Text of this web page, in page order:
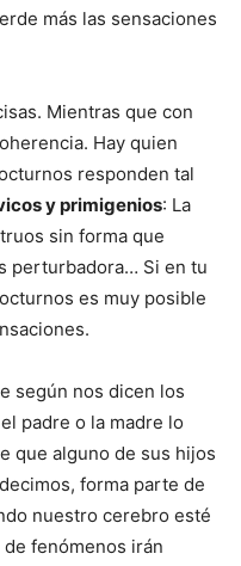
más las sensaciones
Mientras que con
Hay quien
responden tal
y primigenios: La
sin forma que
perturbadora… Si en tu
es muy posible
según nos dicen los
padre o la madre lo
que alguno de sus hijos
forma parte de
nuestro cerebro esté
fenómenos irán